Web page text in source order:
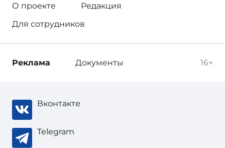
О проекте
Редакция
Для сотрудников
16+
Реклама Документы
Вконтакте
Telegram